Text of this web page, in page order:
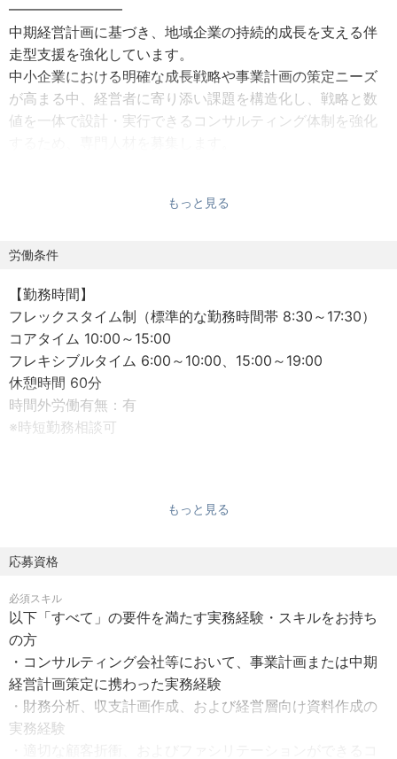
━━━━━━━━
中期経営計画に基づき、地域企業の持続的成長を支える伴
走型支援を強化しています。
中小企業における明確な成長戦略や事業計画の策定ニーズ
が高まる中、経営者に寄り添い課題を構造化し、戦略と数
値を一体で設計・実行できるコンサルティング体制を強化
く対話し、実行可能な事業計画・中期経営計画の策定から
【具体的にお任せしたいこと】
・経営者、経営幹部へのヒアリングによる現状分析、およ
び経営課題の整理
・市場、競合、内部資源などの事業環境分析を踏まえた成
長シナリオの設計
・事業計画、中期経営計画の策定、および実行施策の検討
・策定計画に基づく案件推進、および実行フェーズでの伴
・若手メンバーへの業務フォロー、レビュー、OJTを通じ
変更の範囲：会社の定める業務
▼仕事のやりがい
━━━━━━━━━━
■経営の意思決定に直接関与
経営者と対等なパートナーとして対話し、企業の方向性を
描きながら、意思決定の中枢に関わることができます。
もっと見る
労働条件
【勤務時間】
フレックスタイム制（標準的な勤務時間帯 8:30～17:30）
コアタイム 10:00～15:00
フレキシブルタイム 6:00～10:00、15:00～19:00
休憩時間 60分
時間外労働有無：有
※時短勤務相談可
ービル8階（YMFGグロースパートナーズ）
・屋内喫煙可能場所あり、在宅勤務・リモートワーク相談
・転勤：当面なし（勤務エリアを限定しないコース：転居
を伴う異動あり、または勤務エリアを限定するコース：転
居を伴う異動なし、が選択可能です）
・オンライン面接：可
変更の範囲：会社の定める事業所（リモートワーク含む）
もっと見る
応募資格
必須スキル
以下「すべて」の要件を満たす実務経験・スキルをお持ち
の方
・コンサルティング会社等において、事業計画または中期
経営計画策定に携わった実務経験
・財務分析、収支計画作成、および経営層向け資料作成の
実務経験